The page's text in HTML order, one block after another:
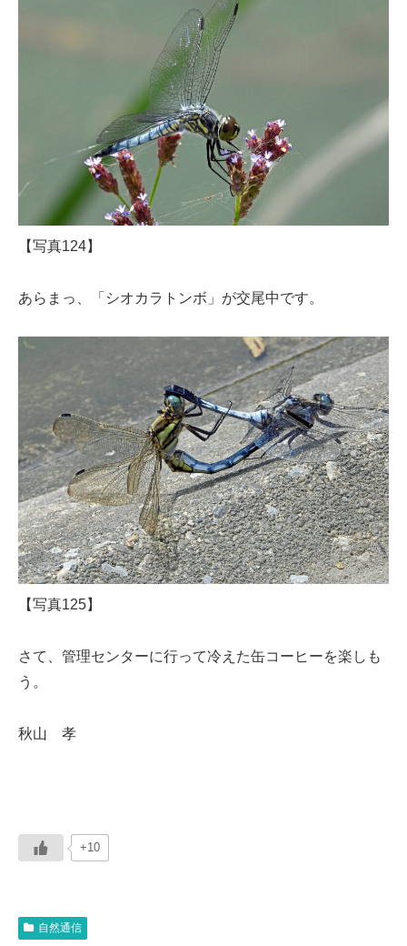
【写真124】
あらまっ、「シオカラトンボ」が交尾中です。
【写真125】
さて、管理センターに行って冷えた缶コーヒーを楽しも
う。
秋山 孝
+10
自然通信